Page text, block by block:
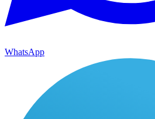
WhatsApp